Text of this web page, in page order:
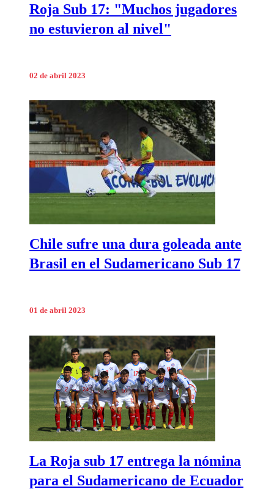
Roja Sub 17: "Muchos jugadores
no estuvieron al nivel"
02 de abril 2023
Chile sufre una dura goleada ante
Brasil en el Sudamericano Sub 17
01 de abril 2023
La Roja sub 17 entrega la nómina
para el Sudamericano de Ecuador